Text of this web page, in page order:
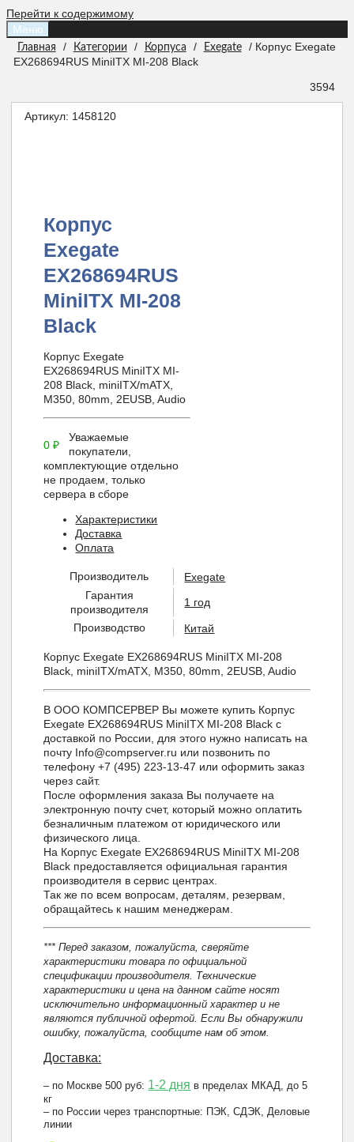
Перейти к содержимому
Меню
Главная / Категории / Корпуса / Exegate
/ Корпус Exegate
EX268694RUS MiniITX MI-208 Black
3594
Артикул: 1458120
Корпус
Exegate
EX268694RUS
MiniITX MI-208
Black
Корпус Exegate
EX268694RUS MiniITX MI-
208 Black, miniITX/mATX,
M350, 80mm, 2ЕUSB, Audio
0₽
Уважаемые
покупатели,
комплектующие отдельно
не продаем, только
сервера в сборе
Характеристики
Доставка
Оплата
Производитель
Exegate
Гарантия
производителя
1 год
Производство Китай
Корпус Exegate EX268694RUS MiniITX MI-208
Black, miniITX/mATX, M350, 80mm, 2ЕUSB, Audio
В ООО КОМПСЕРВЕР Вы можете купить Корпус
Exegate EX268694RUS MiniITX MI-208 Black с
доставкой по России, для этого нужно написать на
почту Info@compserver.ru или позвонить по
телефону +7 (495) 223-13-47 или оформить заказ
через сайт.
После оформления заказа Вы получаете на
электронную почту счет, который можно оплатить
безналичным платежом от юридического или
физического лица.
На Корпус Exegate EX268694RUS MiniITX MI-208
Black предоставляется официальная гарантия
производителя в сервис центрах.
Так же по всем вопросам, деталям, резервам,
обращайтесь к нашим менеджерам.
*** Перед заказом, пожалуйста, сверяйте
характеристики товара по официальной
спецификации производителя. Технические
характеристики и цена на данном сайте носят
исключительно информационный характер и не
являются публичной офертой. Если Вы обнаружили
ошибку, пожалуйста, сообщите нам об этом.
Доставка:
– по Москве 500 руб: 1-2 дня в пределах МКАД, до 5
кг
– по России через транспортные: ПЭК, СДЭК, Деловые
линии